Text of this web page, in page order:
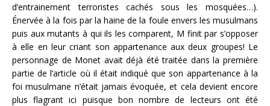
d’entrainement terroristes cachés sous les mosquées…).
Énervée à la fois par la haine de la foule envers les musulmans
puis aux mutants à qui ils les comparent, M finit par s’opposer
à elle en leur criant son appartenance aux deux groupes! Le
personnage de Monet avait déjà été traitée dans la première
partie de l’article où il était indiqué que son appartenance à la
foi musulmane n’était jamais évoquée, et cela devient encore
plus flagrant ici puisque bon nombre de lecteurs ont été